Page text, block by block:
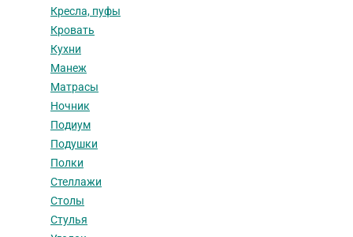
Кресла, пуфы
Кровать
Кухни
Манеж
Матрасы
Ночник
Подиум
Подушки
Полки
Стеллажи
Столы
Стулья